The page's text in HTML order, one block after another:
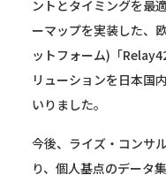
ントとタイミングを最
ーマップを実装した、
ットフォーム)「
リューションを日本国
いりました。
今後、ライズ・コンサ
り、個人基点のデータ